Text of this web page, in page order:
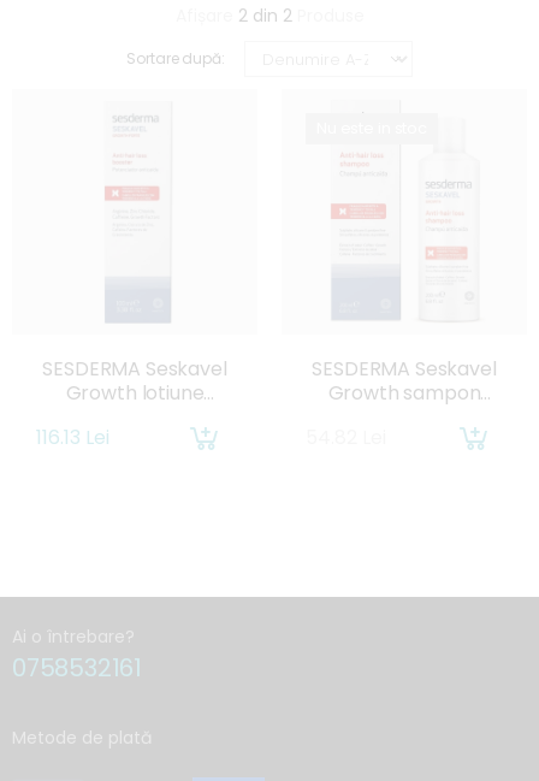
2 din 2Produse
Sortare după:
SESDERMA Seskavel
Growth lotiune
116.13 Lei
SESDERMA Seskavel
Growth sampon
parului x 200ml
Ai o întrebare?
0758532161
Metode de plată